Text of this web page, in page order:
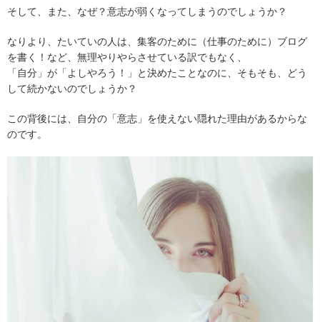
そして、また、なぜ？意志が弱くなってしまうのでしょうか？
なりより、たいていの人は、集客のために（仕事のために）ブログ
を書く！など、無理やりやらさせている訳でもなく、
「自分」が「よしやろう！」と決めたことなのに、そもそも、どう
して続かないのでしょうか？
この背後には、自分の「意志」を使えない隠れた理由があるからな
のです。